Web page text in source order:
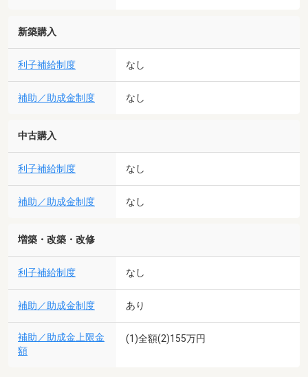
新築購入
利子補給制度 なし
補助／助成金制度 なし
中古購入
利子補給制度 なし
補助／助成金制度 なし
増築・改築・改修
利子補給制度 なし
補助／助成金制度 あり
補助／助成金上限金
額
(1)全額(2)155万円